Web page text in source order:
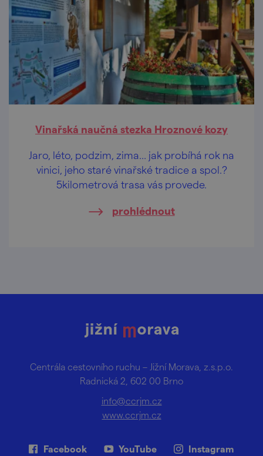
Vinařská naučná stezka Hroznové kozy
Jaro, léto, podzim, zima… jak probíhá rok na
vinici, jeho staré vinařské tradice a spol.?
5kilometrová trasa vás provede.
prohlédnout
Centrála cestovního ruchu – Jižní Morava, z.s.p.o.
Radnická 2, 602 00 Brno
info@ccrjm.cz
www.ccrjm.cz
Facebook YouTube Instagram